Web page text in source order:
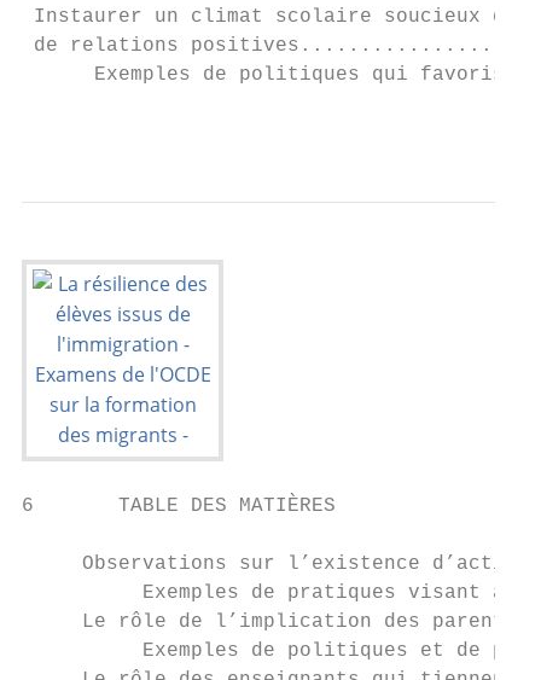
Instaurer un climat scolaire soucieux du
de relations
Exemples de politiques qui
6       TABLE DES MATIÈRES
Observations sur l’existence
Exemples de pratiques visant à
Le rôle de l’implication des
Exemples de politiques et de